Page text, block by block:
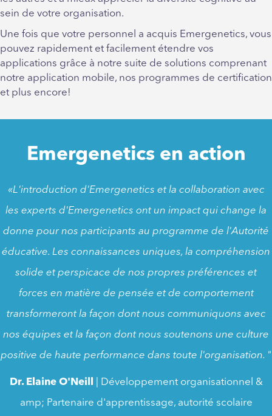
sein de votre organisation.
Une fois que votre personnel a acquis Emergenetics, vous
pouvez rapidement et facilement étendre vos
applications grâce à notre suite de solutions comprenant
notre application mobile, nos programmes de certification
et plus encore!
Emergenetics en action
«L'introduction d'Emergenetics et la collaboration avec
les experts d'Emergenetics ont un impact qui change la
donne pour nos participants au programme de l'Autorité
éducative. Les connaissances uniques, la compréhension
solide et perspicace de nos propres préférences et
forces en matière de pensée et de comportement
transformeront la façon dont nous communiquons avec
nos équipes et la façon dont nous soutenons une culture
positive de haute performance dans toute l'organisation. "
Dr. Elaine O'Neill
| Développement organisationnel &
amp; Partenaire d'apprentissage, autorité scolaire